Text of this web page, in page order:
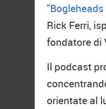
Rick Ferri,
fondatore di
Il podcast
orientate al